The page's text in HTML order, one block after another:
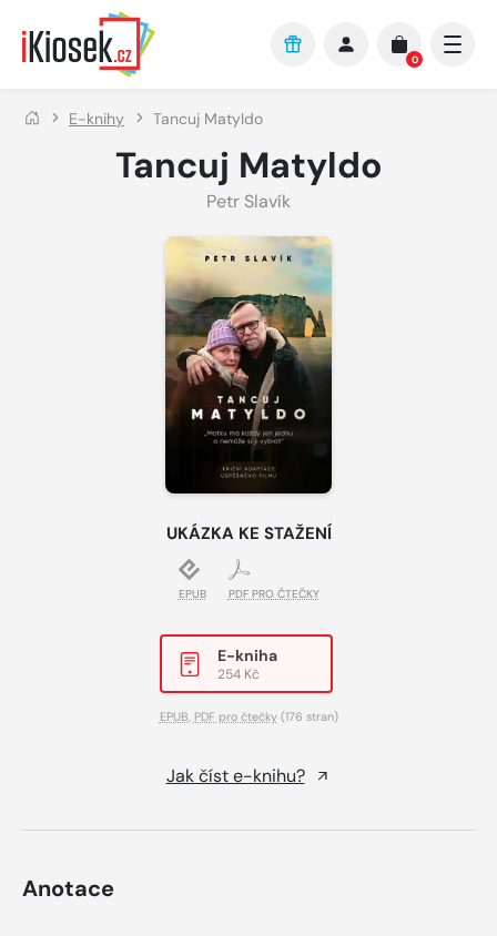
Přejít na hlavní obsah
0
E-knihy Tancuj Matyldo
Tancuj Matyldo
Petr Slavík
UKÁZKA KE STAŽENÍ
EPUB PDF PRO ČTEČKY
E-kniha
254 Kč
EPUB, PDF pro čtečky(176 stran)
Jak číst e-knihu?
Anotace